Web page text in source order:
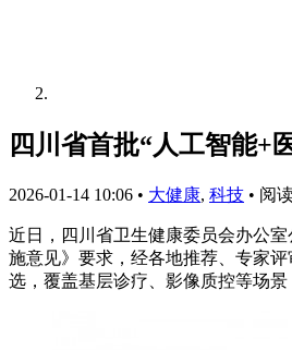
四川省首批“人工智能+
2026-01-14 10:06 • 大健康, 科技 • 阅
近日，四川省卫生健康委员会办公
施意见》要求，经各地推荐、专家
选，覆盖基层诊疗、影像质控等场